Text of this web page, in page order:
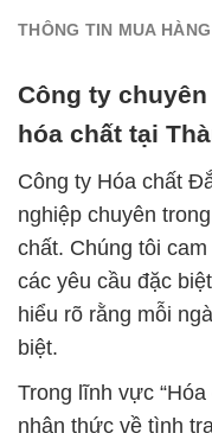
THÔNG TIN MUA HÀNG
Công ty
hóa chất tại
Công ty Hóa chất
nghiệp chuyên
chất. Chúng tôi
các yêu cầu đặc
hiểu rõ rằng mỗi
biệt.
Trong lĩnh vực
nhận thức về tình